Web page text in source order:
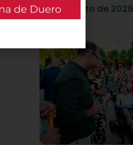
4 de agosto de 2026